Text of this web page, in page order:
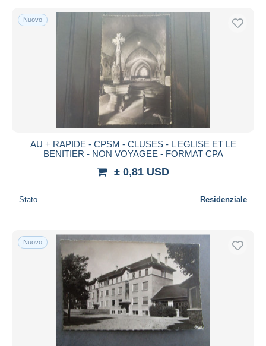
Nuovo
AU + RAPIDE - CPSM - CLUSES - L EGLISE ET LE
BENITIER - NON VOYAGEE - FORMAT CPA
± 0,81 USD
Stato Residenziale
Nuovo